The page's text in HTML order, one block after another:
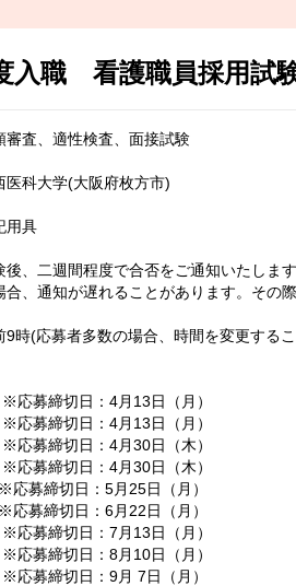
入職 看護職員採用試
審査、適性検査、面接試験
医科大学(大阪府枚方市)
用具
後、二週間程度で合否をご通知いたします
、通知が遅れることがあります。その
9時(応募者多数の場合、時間を変更する
応募締切日：4月13日（月）
応募締切日：4月13日（月）
応募締切日：4月30日（木）
応募締切日：4月30日（木）
募締切日：5月25日（月）
募締切日：6月22日（月）
応募締切日：7月13日（月）
応募締切日：8月10日（月）
応募締切日：9月 7日（月）